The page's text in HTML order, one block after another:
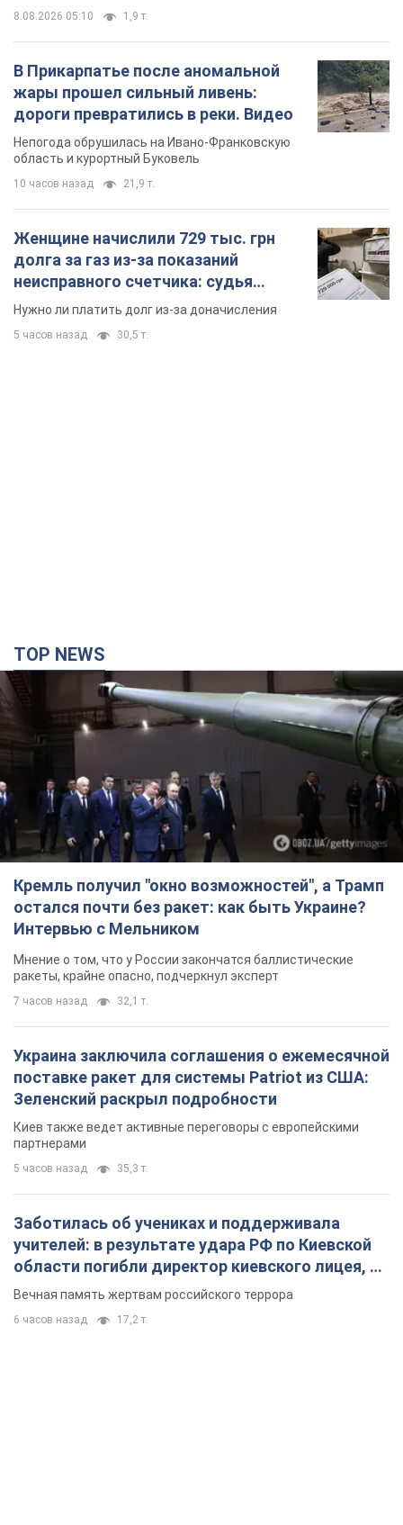
8.08.2026 05:10 1,9 т.
В Прикарпатье после аномальной
жары прошел сильный ливень:
дороги превратились в реки. Видео
Непогода обрушилась на Ивано-Франковскую
область и курортный Буковель
10 часов назад 21,9 т.
Женщине начислили 729 тыс. грн
долга за газ из-за показаний
неисправного счетчика: судья
вынес неожиданное решение
Нужно ли платить долг из-за доначисления
5 часов назад 30,5 т.
TOP NEWS
Кремль получил "окно возможностей", а Трамп
остался почти без ракет: как быть Украине?
Интервью с Мельником
Мнение о том, что у России закончатся баллистические
ракеты, крайне опасно, подчеркнул эксперт
7 часов назад 32,1 т.
Украина заключила соглашения о ежемесячной
поставке ракет для системы Patriot из США:
Зеленский раскрыл подробности
Киев также ведет активные переговоры с европейскими
партнерами
5 часов назад 35,3 т.
Заботилась об учениках и поддерживала
учителей: в результате удара РФ по Киевской
области погибли директор киевского лицея, её
муж и внук
Вечная память жертвам российского террора
6 часов назад 17,2 т.